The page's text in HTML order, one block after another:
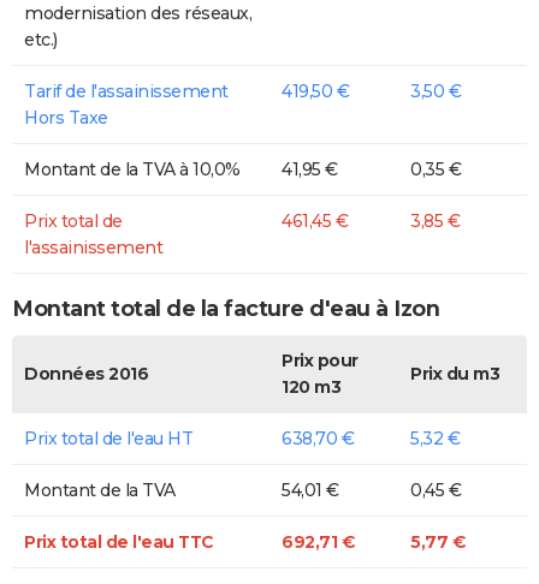
modernisation des réseaux,
etc.)
Tarif de l'assainissement
Hors Taxe
419,50 € 3,50 €
Montant de la TVA à 10,0% 41,95 € 0,35 €
Prix total de
l'assainissement
461,45 € 3,85 €
Montant total de la facture d'eau à Izon
Données 2016
Prix pour
120 m3
Prix du m3
Prix total de l'eau HT 638,70 € 5,32 €
Montant de la TVA 54,01 € 0,45 €
Prix total de l'eau TTC 692,71 € 5,77 €